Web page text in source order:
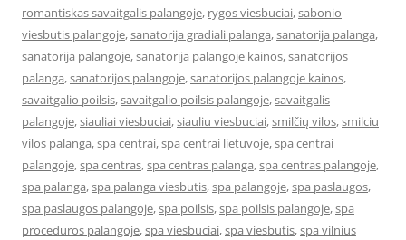
romantiskas savaitgalis palangoje, rygos viesbuciai,sabonio
viesbutis palangoje,sanatorija gradiali palanga,sanatorija palanga,
sanatorija palangoje,sanatorija palangoje kainos,sanatorijos
palanga,sanatorijos palangoje,sanatorijos palangoje kainos,
savaitgalio poilsis,savaitgalio poilsis palangoje,savaitgalis
palangoje,siauliai viesbuciai,siauliu viesbuciai,smilčių vilos,smilciu
vilos palanga,spa centrai,spa centrai lietuvoje,spa centrai
palangoje,spa centras,spa centras palanga,spa centras palangoje,
spa palanga,spa palanga viesbutis,spa palangoje,spa paslaugos,
spa paslaugos palangoje,spa poilsis,spa poilsis palangoje,spa
proceduros palangoje,spa viesbuciai,spa viesbutis,spa vilnius